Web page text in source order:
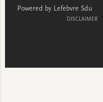
Powered by Lefebvre Sdu
DISCLAIMER